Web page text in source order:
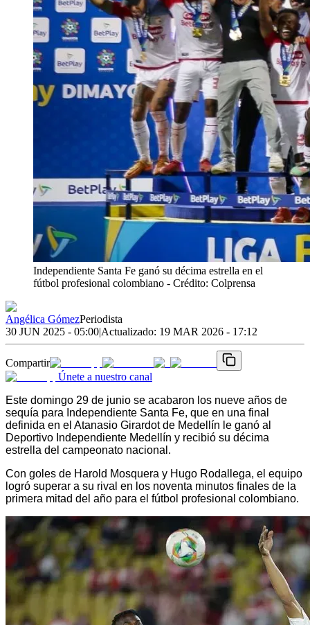
Independiente Santa Fe ganó su décima estrella en el
fútbol profesional colombiano - Crédito: Colprensa
Angélica GómezPeriodista
30 JUN 2025 - 05:00|Actualizado: 19 MAR 2026 - 17:12
Compartir
Únete a nuestro canal
Este domingo 29 de junio se acabaron los nueve años de
sequía para Independiente Santa Fe, que en una final
definida en el Atanasio Girardot de Medellín le ganó al
Deportivo Independiente Medellín y recibió su décima
estrella del campeonato nacional.
Con goles de Harold Mosquera y Hugo Rodallega, el equipo
logró superar a su rival en los noventa minutos finales de la
primera mitad del año para el fútbol profesional colombiano.